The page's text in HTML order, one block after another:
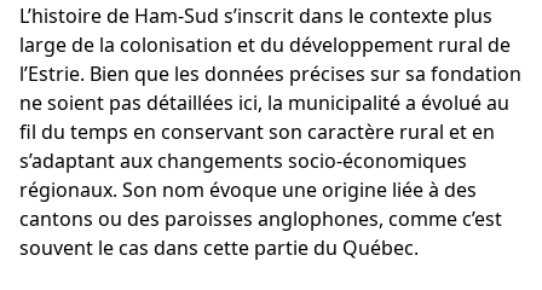
L’histoire de Ham-Sud s’inscrit dans le contexte plus
large de la colonisation et du développement rural de
l’Estrie. Bien que les données précises sur sa fondation
ne soient pas détaillées ici, la municipalité a évolué au
fil du temps en conservant son caractère rural et en
s’adaptant aux changements socio-économiques
régionaux. Son nom évoque une origine liée à des
cantons ou des paroisses anglophones, comme c’est
souvent le cas dans cette partie du Québec.